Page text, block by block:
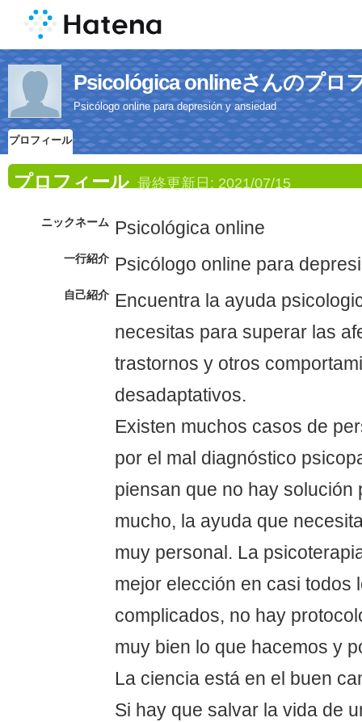
Psicológica onlineさんのプロ
Psicólogo online para depresión y ansiedad
プロフィール
プロフィール 最終更新日: 2021/07/15
ニックネーム Psicológica online
一行紹介 Psicólogo online para
自己紹介 Encuentra la ayuda
necesitas para superar las
trastornos y otros
desadaptativos.
Existen muchos casos de
por el mal diagnóstico
piensan que no hay solución
mucho, la ayuda que
muy personal. La
mejor elección en casi todos
complicados, no hay
muy bien lo que hacemos y
La ciencia está en el buen
Si hay que salvar la vida de